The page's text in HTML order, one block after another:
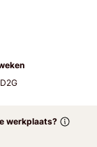
werkplaats?